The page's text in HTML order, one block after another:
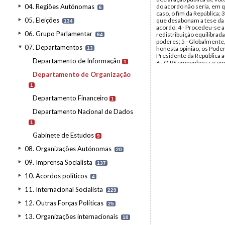
04. Regiões Autónomas 6
05. Eleições 134
06. Grupo Parlamentar 64
07. Departamentos 13
Departamento de Informação 1
Departamento de Organização
1
Departamento Financeiro 1
Departamento Nacional de Dados
1
Gabinete de Estudos 9
08. Organizações Autónomas 20
09. Imprensa Socialista 137
10. Acordos políticos 4
11. Internacional Socialista 229
12. Outras Forças Políticas 25
13. Organizações internacionais 10
do acordo não seria, em
caso, o fim da República;
que desabonam a tese
acordo; 4 - Procedeu-se
redistribuição
poderes; 5 -
honesta opinião, os
Presidente da República
6 - O PS empenhou-se